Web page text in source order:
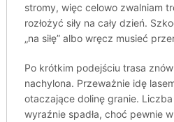
stromy, więc celowo zwalniam
rozłożyć siły na cały dzień.
„na siłę” albo wręcz musieć
Po krótkim podejściu trasa
nachylona. Przeważnie idę
otaczające dolinę granie.
wyraźnie spadła, choć pewnie